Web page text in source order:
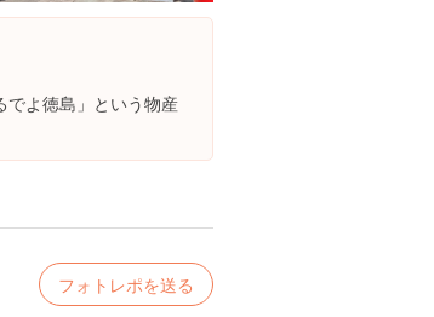
でよ徳島」という物産
フォトレポを送る